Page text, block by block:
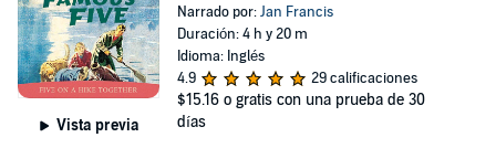
Vista previa
Narrado por:Jan Francis
Duración: 4 h y 20 m
Idioma: Inglés
4.9
29 calificaciones
$15.16 o gratis con una prueba de 30
días